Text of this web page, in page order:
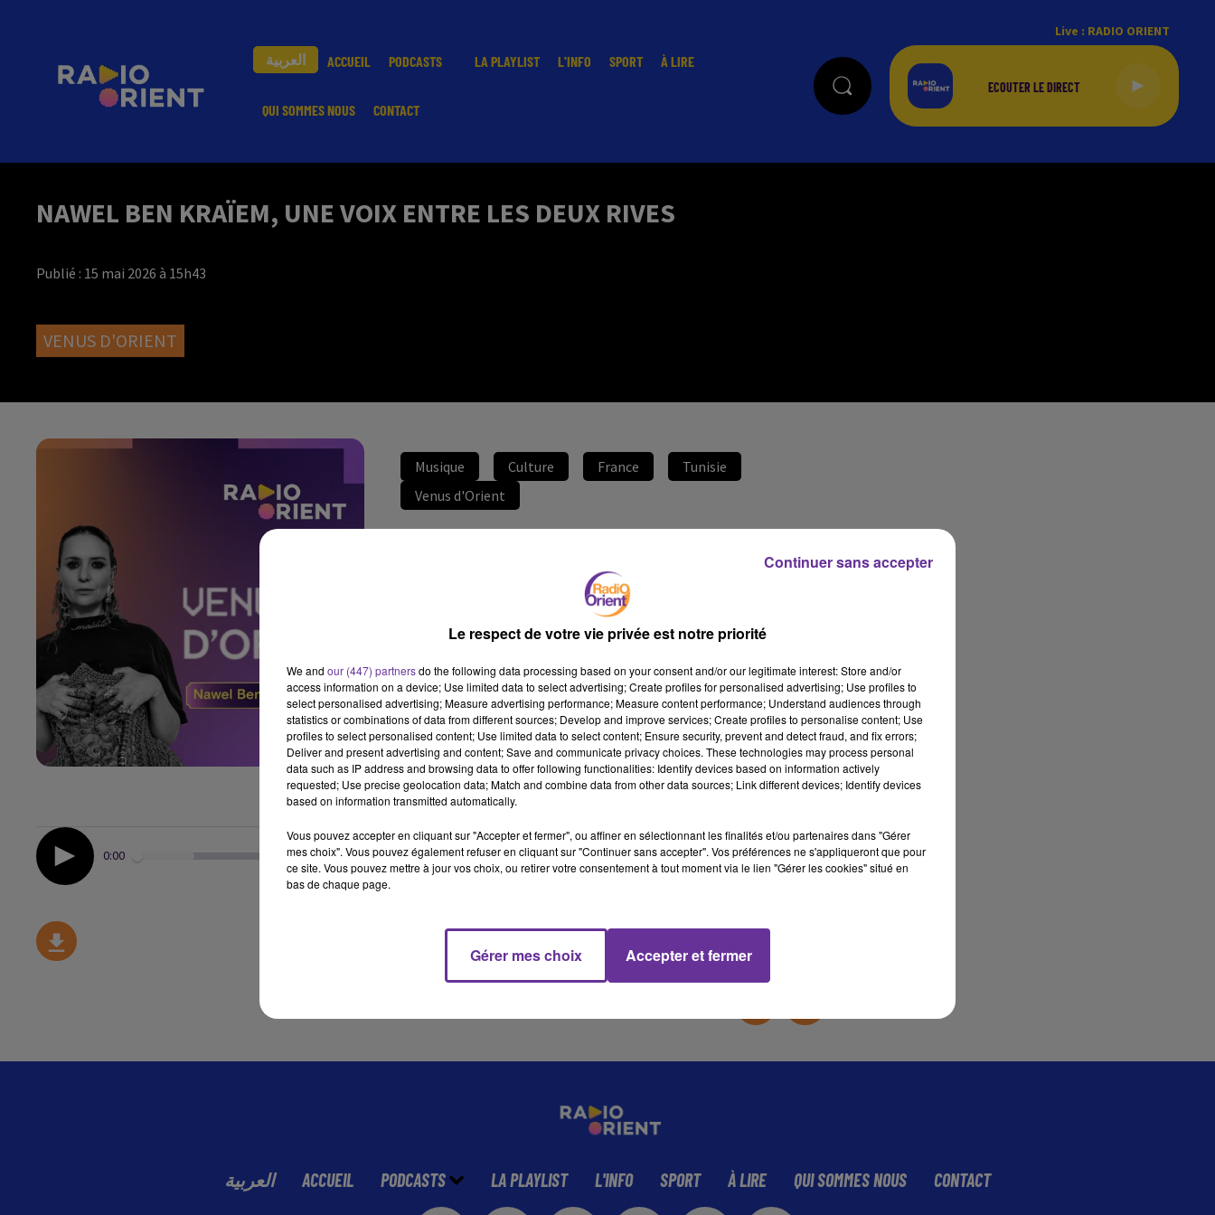
العربية ACCUEIL PODCASTS LA PLAYLIST L'INFO SPORT À LIRE
QUI SOMMES NOUS CONTACT
Live : RADIO ORIENT
NAWEL BEN KRAÏEM, UNE VOIX ENTRE LES DEUX RIVES
Publié : 15 mai 2026 à 15h43
VENUS D'ORIENT
Musique Culture France
Tunisie
Venus d'Orient
NAWEL BEN KRAÏEM, UNE VOIX ENTRE LES DEUX RIVES
VENUS D'ORIENT
Nawel Ben KraÏem est une artiste franco-tunisienne qui explore
une musique arabe vibrante, mêlant sonorités rock, folk et
poésie. À la croisée de ses identités et de ses influences, elle
façonne une œuvre intime, hybride et engagée, où se rencontrent
mémoire et liberté.
0:00 17 min 27 sec
العربية ACCUEIL PODCASTS LA PLAYLIST L'INFO SPORT À LIRE QUI SOMMES NOUS CONTACT
Le respect de votre vie privée est notre priorité
We and our (447) partnersdo the following data processing based on your consent and/or our legitimate interest: Store and/or
access information on a device; Use limited data to select advertising; Create profiles for personalised advertising; Use profiles to
select personalised advertising; Measure advertising performance; Measure content performance; Understand audiences through
statistics or combinations of data from different sources; Develop and improve services; Create profiles to personalise content; Use
profiles to select personalised content; Use limited data to select content; Ensure security, prevent and detect fraud, and fix errors;
Deliver and present advertising and content; Save and communicate privacy choices. These technologies may process personal
data such as IP address and browsing data to offer following functionalities: Identify devices based on information actively
requested; Use precise geolocation data; Match and combine data from other data sources; Link different devices; Identify devices
based on information transmitted automatically.
Vous pouvez accepter en cliquant sur "Accepter et fermer", ou affiner en sélectionnant les finalités et/ou partenaires dans "Gérer
mes choix". Vous pouvez également refuser en cliquant sur "Continuer sans accepter". Vos préférences ne s'appliqueront que pour
ce site. Vous pouvez mettre à jour vos choix, ou retirer votre consentement à tout moment via le lien "Gérer les cookies" situé en
bas de chaque page.
Gérer mes choix Accepter et fermer
Continuer sans accepter